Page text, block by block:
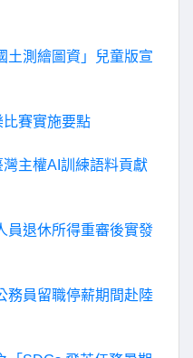
土測繪圖資」兒童版宣
賽實施要點
主權AI訓練語料貢獻
員退休所得重審後實發
務員留職停薪期間赴陸